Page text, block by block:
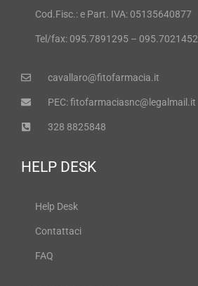
Cod.Fisc.: e Part. IVA: 05135640877
Tel/fax: 095.7891295 – 095.7021452
cavallaro@fitofarmacia.it
PEC: fitofarmaciasnc@legalmail.it
328 8825848
HELP DESK
Help Desk
Contattaci
FAQ